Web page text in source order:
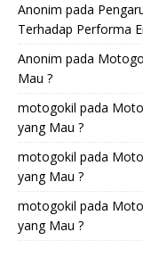
Anonim pada
Terhadap Performa
Anonim pada
Mau ?
motogokil pada
yang Mau ?
motogokil pada
yang Mau ?
motogokil pada
yang Mau ?